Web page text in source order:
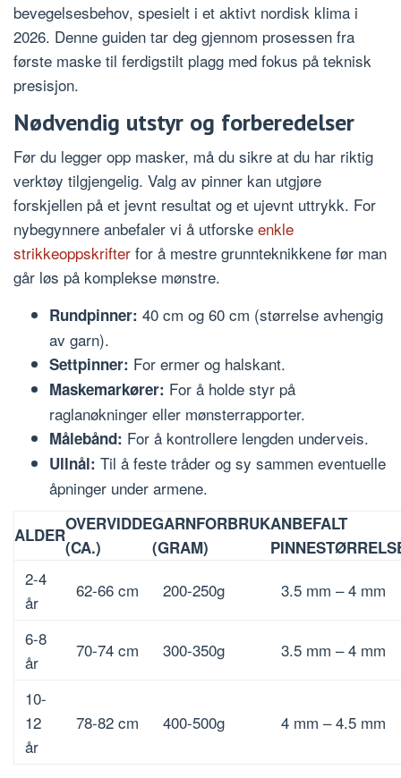
bevegelsesbehov, spesielt i et aktivt nordisk klima i
2026. Denne guiden tar deg gjennom prosessen fra
første maske til ferdigstilt plagg med fokus på teknisk
presisjon.
Nødvendig utstyr og forberedelser
Før du legger opp masker, må du sikre at du har riktig
verktøy tilgjengelig. Valg av pinner kan utgjøre
forskjellen på et jevnt resultat og et ujevnt uttrykk. For
nybegynnere anbefaler vi å utforske enkle
strikkeoppskrifter for å mestre grunnteknikkene før man
går løs på komplekse mønstre.
Rundpinner: 40 cm og 60 cm (størrelse avhengig
av garn).
Settpinner: For ermer og halskant.
Maskemarkører: For å holde styr på
raglanøkninger eller mønsterrapporter.
Målebånd: For å kontrollere lengden underveis.
Ullnål: Til å feste tråder og sy sammen eventuelle
åpninger under armene.
ALDER
OVERVIDDE
(CA.)
GARNFORBRUK
(GRAM)
ANBEFALT
2-4
år
62-66 cm 200-250g 3.5 mm – 4 mm
6-8
år
70-74 cm 300-350g 3.5 mm – 4 mm
10-
12
år
78-82 cm 400-500g 4 mm – 4.5 mm